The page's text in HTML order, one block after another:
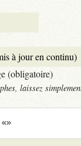
(obligatoire)
laissez